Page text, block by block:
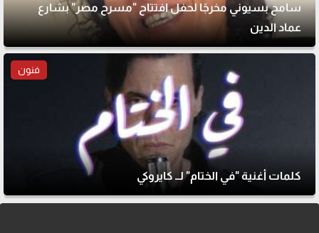
سامح بسيوني مخرجًا لحفل افتتاح "مسرح مصر" بشارع
عماد الدين
فنون
كلمات أغنية "في الختام" لــ كايروكي